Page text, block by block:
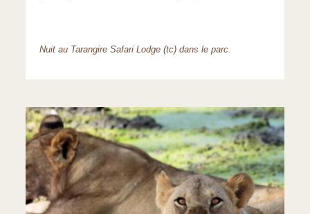
Nuit au Tarangire Safari Lodge (tc) dans le parc.